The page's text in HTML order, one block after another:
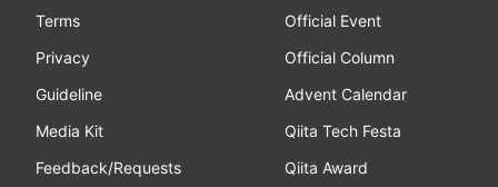
Terms
Privacy
Guideline
Media Kit
Feedback/Requests
Official Event
Official Column
Advent Calendar
Qiita Tech Festa
Qiita Award